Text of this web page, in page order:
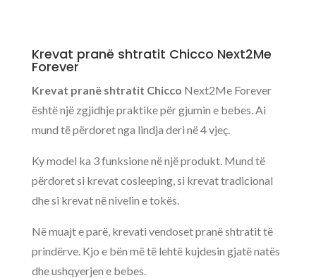
Krevat pranë shtratit Chicco Next2Me
Forever
Krevat pranë shtratit Chicco Next2Me Forever
është një zgjidhje praktike për gjumin e bebes. Ai
mund të përdoret nga lindja deri në 4 vjeç.
Ky model ka 3 funksione në një produkt. Mund të
përdoret si krevat cosleeping, si krevat tradicional
dhe si krevat në nivelin e tokës.
Në muajt e parë, krevati vendoset pranë shtratit të
prindërve. Kjo e bën më të lehtë kujdesin gjatë natës
dhe ushqyerjen e bebes.